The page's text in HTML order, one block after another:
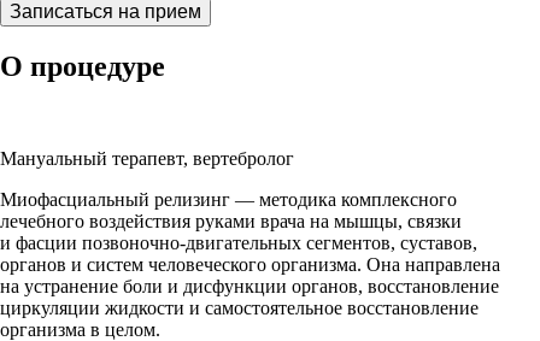
Записаться на прием
О процедуре
Мануальный терапевт, вертебролог
Миофасциальный релизинг — методика комплексного
лечебного воздействия руками врача на мышцы, связки
и фасции позвоночно-двигательных сегментов, суставов,
органов и систем человеческого организма. Она направлена
на устранение боли и дисфункции органов, восстановление
циркуляции жидкости и самостоятельное восстановление
организма в целом.